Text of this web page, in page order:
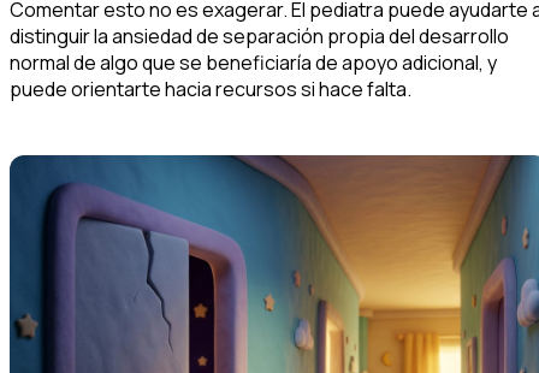
Comentar esto no es exagerar. El pediatra puede ayudarte
distinguir la ansiedad de separación propia del desarrollo
normal de algo que se beneficiaría de apoyo adicional, y
puede orientarte hacia recursos si hace falta.